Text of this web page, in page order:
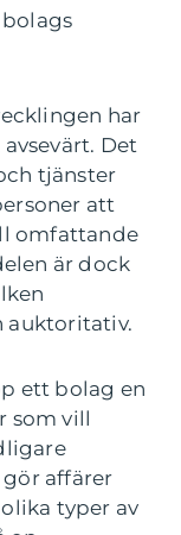
har
Det
tjänster
att
omfattande
är dock
auktoritativ.
ett bolag en
som vill
affärer
typer av